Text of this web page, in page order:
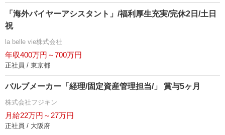
「海外バイヤーアシスタント」/福利厚生充実/完休2日/土日
祝
la belle vie株式会社
年収400万円～700万円
正社員 / 東京都
バルブメーカー「経理/固定資産管理担当/」 賞与5ヶ月
株式会社フジキン
月給22万円～27万円
正社員 / 大阪府